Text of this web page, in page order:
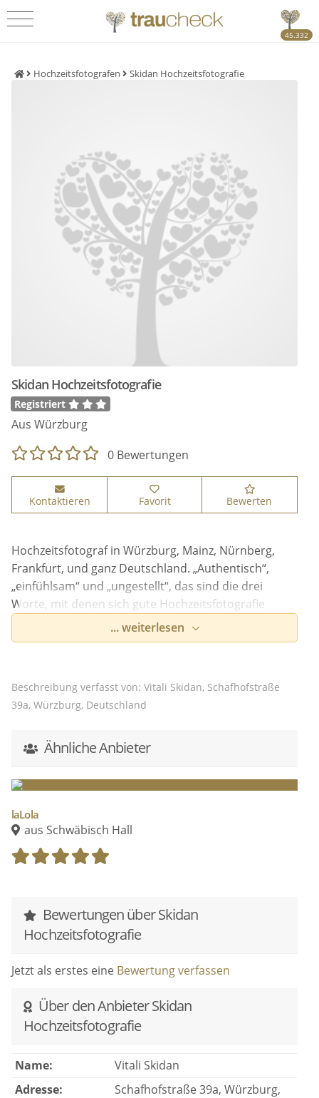
45.332
Hochzeitsfotografen Skidan Hochzeitsfotografie
Skidan Hochzeitsfotografie
Registriert
Aus Würzburg
0 Bewertungen
Kontaktieren Favorit Bewerten
Hochzeitsfotograf in Würzburg, Mainz, Nürnberg,
Frankfurt, und ganz Deutschland. „Authentisch“,
„einfühlsam“ und „ungestellt“, das sind die drei
Worte, mit denen sich gute Hochzeitsfotografie
beschreiben lässt. http://www.skidan.de
... weiterlesen
Beschreibung verfasst von: Vitali Skidan, Schafhofstraße
39a, Würzburg, Deutschland
Ähnliche Anbieter
laLola
aus Schwäbisch Hall
Bewertungen über Skidan
Hochzeitsfotografie
Jetzt als erstes eine Bewertung verfassen
Über den Anbieter Skidan
Hochzeitsfotografie
Name:
Vitali Skidan
Adresse:
Schafhofstraße 39a, Würzburg,